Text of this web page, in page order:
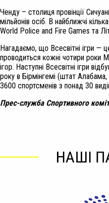
Ченду – столиця провінції
мільйонів осіб. В найближчі
World Police and Fire Games та
Нагадаємо, що Всесвітні ігри —
проводиться кожні чотири роки
ігор. Наступні Всесвітні ігри
року в Бірмінгемі (штат
3600 спортсменів з понад 30
Прес-служба Спортивного
НАШІ